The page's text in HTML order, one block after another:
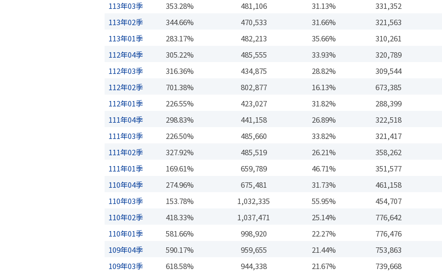
113年03季
353.28% 481,106 31.13% 331,352
113年02季
344.66% 470,533 31.66% 321,563
113年01季
283.17% 482,213 35.66% 310,261
112年04季
305.22% 485,555 33.93% 320,789
112年03季
316.36% 434,875 28.82% 309,544
112年02季
701.38% 802,877 16.13% 673,385
112年01季
226.55% 423,027 31.82% 288,399
111年04季
298.83% 441,158 26.89% 322,518
111年03季
226.50% 485,660 33.82% 321,417
111年02季
327.92% 485,519 26.21% 358,262
111年01季
169.61% 659,789 46.71% 351,577
110年04季
274.96% 675,481 31.73% 461,158
110年03季
153.78% 1,032,335 55.95% 454,707
110年02季
418.33% 1,037,471 25.14% 776,642
110年01季
581.66% 998,920 22.27% 776,476
109年04季
590.17% 959,655 21.44% 753,863
109年03季
618.58% 944,338 21.67% 739,668